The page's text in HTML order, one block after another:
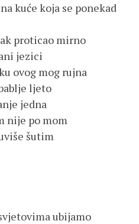
kuće koja se ponekad
proticao mirno
jezici
ovog mog rujna
ljeto
jedna
nije po mom
šutim
ubijamo